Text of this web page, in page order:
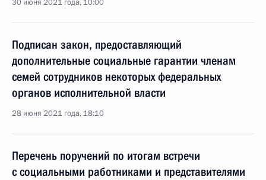
30 июня 2021 года, 10:00
Подписан закон, предоставляющий
дополнительные социальные гарантии членам
семей сотрудников некоторых федеральных
органов исполнительной власти
28 июня 2021 года, 18:10
Перечень поручений по итогам встречи
с социальными работниками и представителями